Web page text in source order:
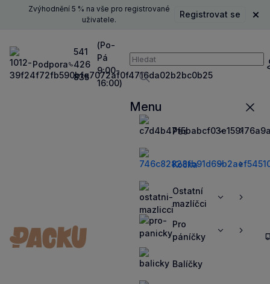
Zvýhodnění 5 % na vše pro registrované
uživatele.
Registrovat se
Podpora
541
426
835
(Po-
Pá
9:00-
16:00)
Vyhledávání
Vyhledávat
Menu
Pes
ZobrazitZobrazit
Kočka
ZobrazitZobrazit
Ostatní
mazlíčci
ZobrazitZobrazit
Pro
páníčky
ZobrazitZobrazit
Balíčky